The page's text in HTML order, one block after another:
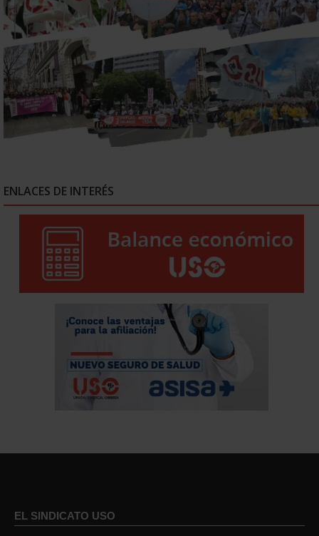
ENLACES DE INTERÉS
EL SINDICATO USO